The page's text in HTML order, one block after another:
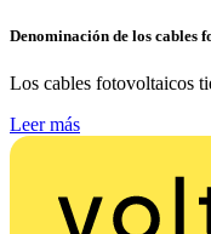
Denominación de los cables
Los cables fotovoltaicos
Leer más